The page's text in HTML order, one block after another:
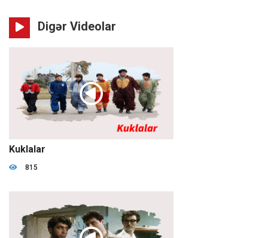
Digər Videolar
Kuklalar
815